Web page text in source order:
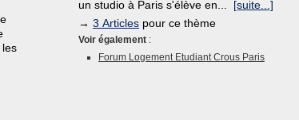
les
un studio à Paris s'élève en... [suite...]
→ 3 Articles pour ce thème
Voir également :
Forum Logement Etudiant Crous Paris